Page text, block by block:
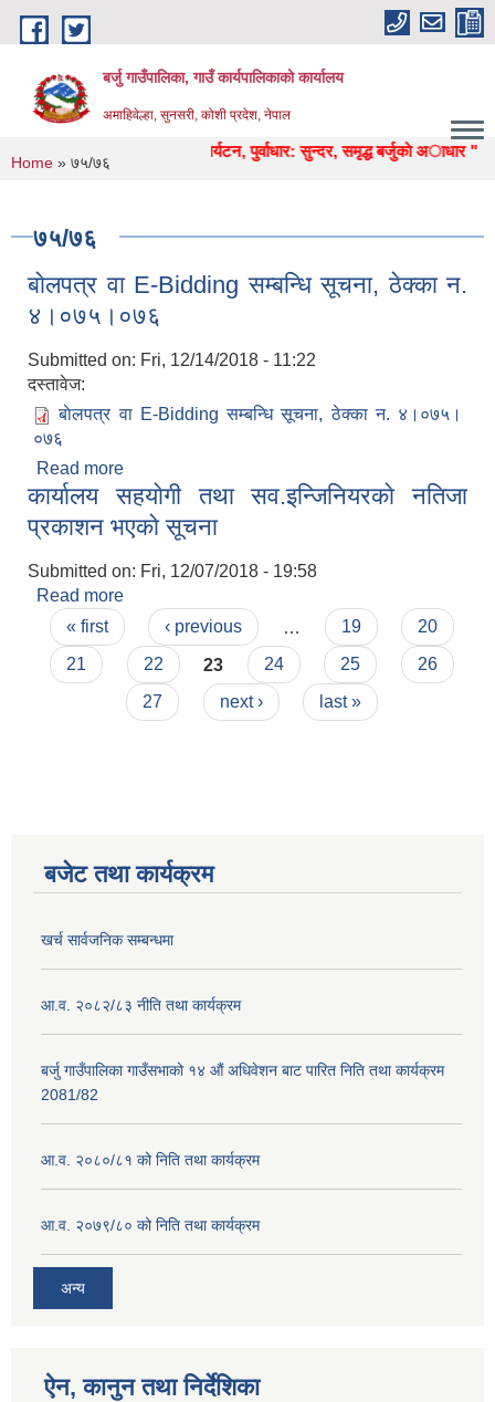
Skip to main content
बर्जु गाउँपालिका, गाउँ कार्यपालिकाको कार्यालय
अमाहिवेल्हा, सुनसरी, कोशी प्रदेश, नेपाल
शिक्षा, स्वास्थ्य, उद्याेग, पर्यटन, पुर्वाधार: सुन्दर, समृद्ध बर्जुकाे अाधार "
You are here
Home » ७५/७६
७५/७६
बाेलपत्र वा E-Bidding सम्बन्धि सूचना, ठेक्का न‌‍‍.
४।०७५।०७६
Submitted on: Fri, 12/14/2018 - 11:22
दस्तावेज:
बाेलपत्र वा E-Bidding सम्बन्धि सूचना, ठेक्का न‌‍‍. ४।०७५।
०७६
Read more
४।०७५।०७६
कार्यालय सहयाेगी तथा सव‍.इन्जिनियरकाे नतिजा
प्रकाशन भएकाे सूचना
Submitted on: Fri, 12/07/2018 - 19:58
Read more
प्रकाशन भएकाे सूचना
Pages
« first ‹ previous 19
20
21
22 23 24 25
26
27
next › last »
बजेट तथा कार्यक्रम
खर्च सार्वजनिक सम्बन्धमा
आ.व. २०८२/८३ नीति तथा कार्यक्रम
बर्जु गाउँपालिका गाउँसभाको १४ औं अधिवेशन बाट पारित निति तथा कार्यक्रम
2081/82
आ.व. २०८०/८१ को निति तथा कार्यक्रम
आ.व. २०७९/८० को निति तथा कार्यक्रम
अन्य
ऐन, कानुन तथा निर्देशिका